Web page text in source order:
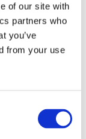
of our site with
partners who
you’ve
from your use